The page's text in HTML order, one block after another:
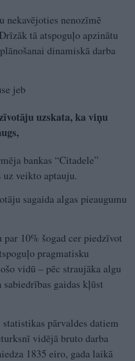
nekavējoties nenozīmē
tā atspoguļo apzinātu
dinamiskā darba
jeb
uzskata, ka viņu
bankas “Citadele”
uz veikto aptauju.
sagaida algas pieaugumu
10% šogad cer piedzīvot
pragmatisku
vidū – pēc straujāka algu
gaidas kļūst
statistikas pārvaldes datiem
vidējā bruto darba
1835 eiro, gada laikā